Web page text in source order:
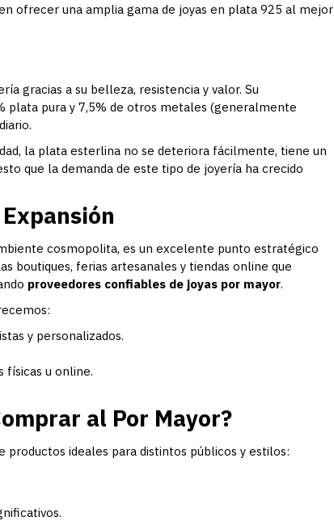
ofrecer una amplia gama de joyas en plata 925 al mejor
gracias a su belleza, resistencia y valor. Su
plata pura y 7,5% de otros metales (generalmente
la plata esterlina no se deteriora fácilmente, tiene un
que la demanda de este tipo de joyería ha crecido
cosmopolita, es un excelente punto estratégico
boutiques, ferias artesanales y tiendas online que
proveedores confiables de joyas por mayor.
y personalizados.
físicas u online.
al Por Mayor?
ideales para distintos públicos y estilos: